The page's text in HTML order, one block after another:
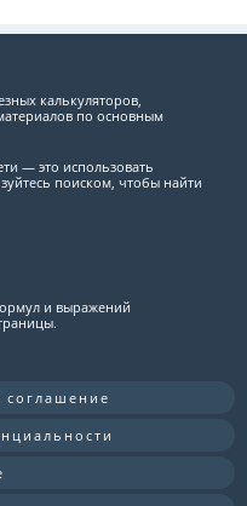
калькуляторов,
по основным
— это использовать
поиском, чтобы найти
и выражений
соглашение